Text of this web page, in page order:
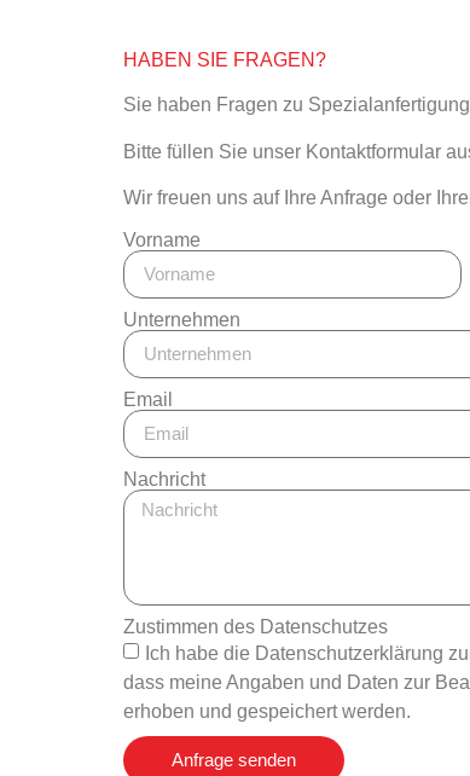
HABEN SIE FRAGEN?
Sie haben Fragen zu
Bitte füllen Sie unser Kontaktformular
Wir freuen uns auf Ihre Anfrage oder
Vorname
Unternehmen
Email
Nachricht
Zustimmen des Datenschutzes
Ich habe die Datenschutzerklärung
dass meine Angaben und Daten zur
erhoben und gespeichert werden.
Anfrage senden